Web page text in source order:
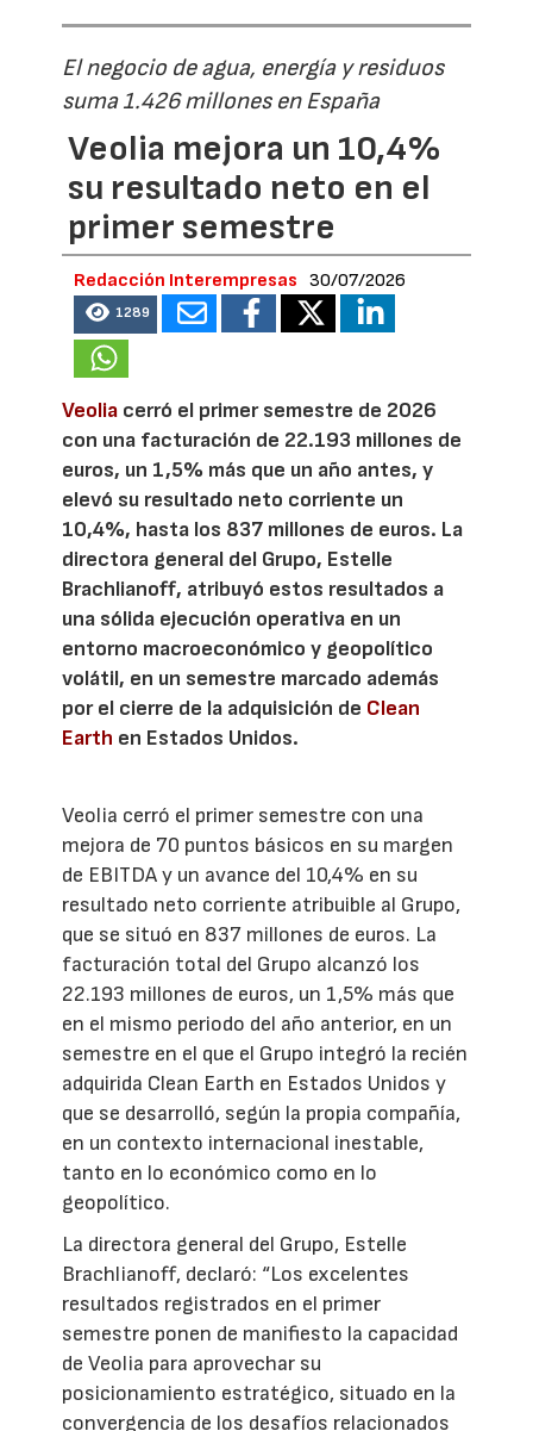
El negocio de agua, energía y residuos
suma 1.426 millones en España
Veolia mejora un 10,4%
su resultado neto en el
primer semestre
Redacción Interempresas 30/07/2026
1289
Veolia cerró el primer semestre de 2026
con una facturación de 22.193 millones de
euros, un 1,5% más que un año antes, y
elevó su resultado neto corriente un
10,4%, hasta los 837 millones de euros. La
directora general del Grupo, Estelle
Brachlianoff, atribuyó estos resultados a
una sólida ejecución operativa en un
entorno macroeconómico y geopolítico
volátil, en un semestre marcado además
por el cierre de la adquisición de Clean
Earth en Estados Unidos.
Veolia cerró el primer semestre con una
mejora de 70 puntos básicos en su margen
de EBITDA y un avance del 10,4% en su
resultado neto corriente atribuible al Grupo,
que se situó en 837 millones de euros. La
facturación total del Grupo alcanzó los
22.193 millones de euros, un 1,5% más que
en el mismo periodo del año anterior, en un
semestre en el que el Grupo integró la recién
adquirida Clean Earth en Estados Unidos y
que se desarrolló, según la propia compañía,
en un contexto internacional inestable,
tanto en lo económico como en lo
geopolítico.
La directora general del Grupo, Estelle
Brachlianoff, declaró: “Los excelentes
resultados registrados en el primer
semestre ponen de manifiesto la capacidad
de Veolia para aprovechar su
posicionamiento estratégico, situado en la
convergencia de los desafíos relacionados